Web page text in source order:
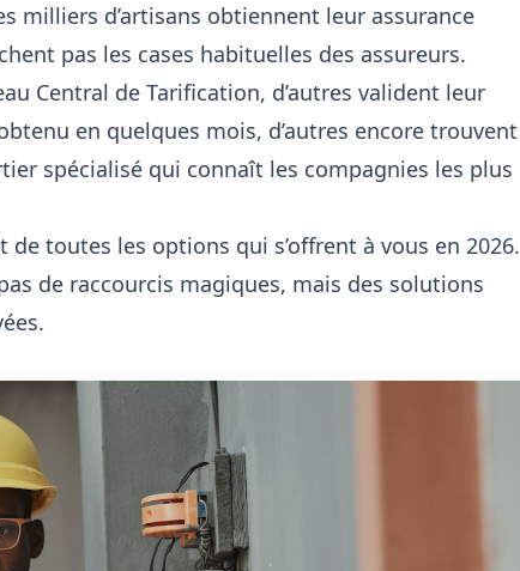
milliers d’artisans obtiennent leur assurance
pas les cases habituelles des assureurs.
Central de Tarification, d’autres valident leur
en quelques mois, d’autres encore trouvent
spécialisé qui connaît les compagnies les plus
toutes les options qui s’offrent à vous en 2026.
de raccourcis magiques, mais des solutions